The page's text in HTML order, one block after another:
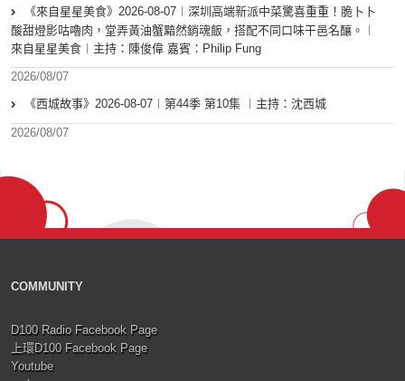
《來自星星美食》2026-08-07︱深圳高端新派中菜驚喜重重！脆卜卜
酸甜燈影咕嚕肉，堂弄黃油蟹黯然銷魂飯，搭配不同口味干邑名釀。︱
來自星星美食︱主持：陳俊偉 嘉賓：Philip Fung
2026/08/07
《西城故事》2026-08-07︱第44季 第10集 ︱主持：沈西城
2026/08/07
COMMUNITY
D100 Radio Facebook Page
上環D100 Facebook Page
Youtube